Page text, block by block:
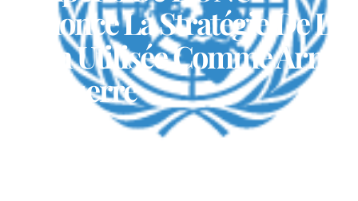
Dénonce La Stratégie De La
Faim Utilisée Comme Arme
De Guerre